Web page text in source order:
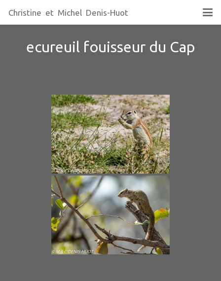
Christine et Michel Denis-Huot
ecureuil fouisseur du Cap